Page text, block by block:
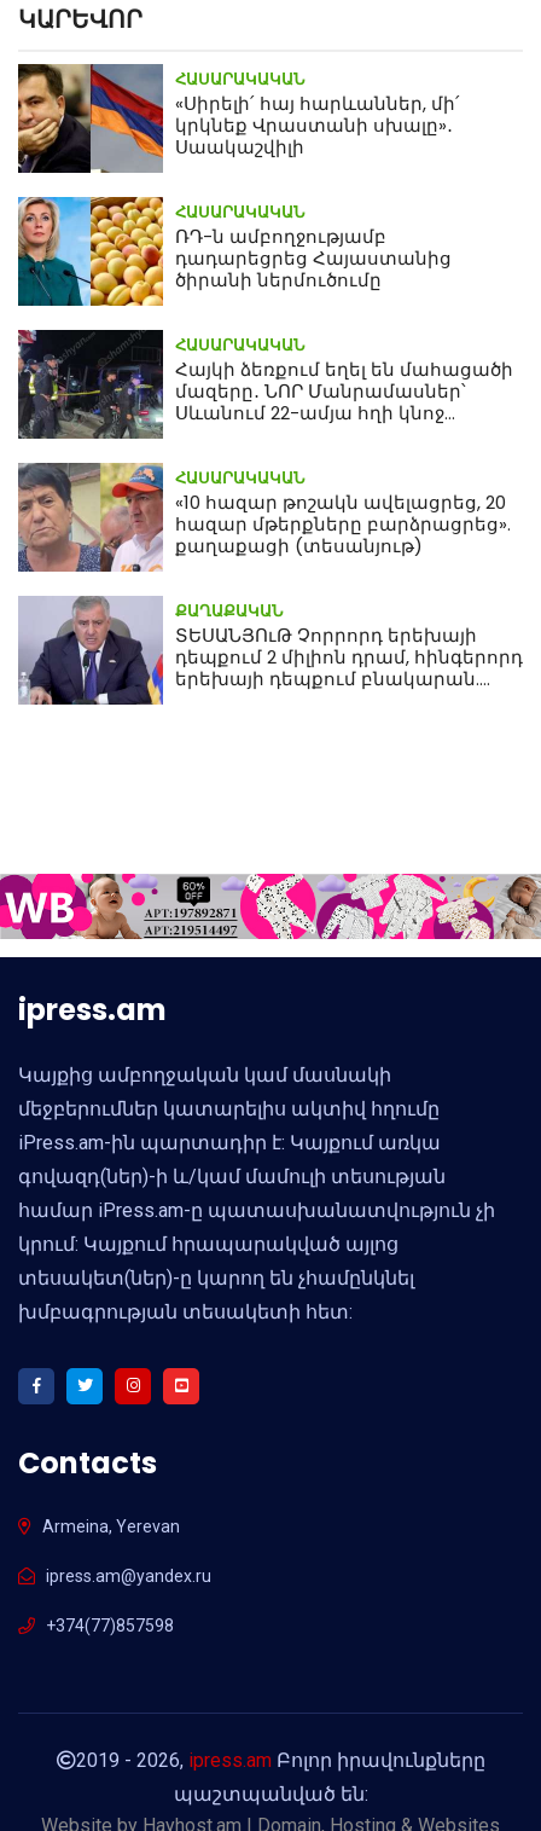
ԿԱՐԵՎՈՐ
ՀԱՍԱՐԱԿԱԿԱՆ
«Սիրելի՛ հայ հարևաններ, մի՛
կրկնեք Վրաստանի սխալը»․
Սաակաշվիլի
ՀԱՍԱՐԱԿԱԿԱՆ
ՌԴ-ն ամբողջությամբ
դադարեցրեց Հայաստանից
ծիրանի ներմուծումը
ՀԱՍԱՐԱԿԱԿԱՆ
Հայկի ձեռքում եղել են մահացածի
մազերը․ ՆՈՐ Մանրամասներ՝
Սևանում 22-ամյա հղի կնոջ
ՀԱՍԱՐԱԿԱԿԱՆ
«10 հազար թոշակն ավելացրեց, 20
հազար մթերքները բարձրացրեց».
քաղաքացի (տեսանյութ)
ՔԱՂԱՔԱԿԱՆ
ՏԵՍԱՆՅՈւԹ Չորրորդ երեխայի
դեպքում 2 միլիոն դրամ, հինգերորդ
երեխայի դեպքում բնակարան.
ipress.am
Կայքից ամբողջական կամ մասնակի
մեջբերումներ կատարելիս ակտիվ հղումը
iPress.am-ին պարտադիր է: Կայքում առկա
գովազդ(ներ)-ի և/կամ մամուլի տեսության
համար iPress.am-ը պատասխանատվություն չի
կրում: Կայքում հրապարակված այլոց
տեսակետ(ներ)-ը կարող են չհամընկնել
խմբագրության տեսակետի հետ:
Contacts
Armeina, Yerevan
ipress.am@yandex.ru
+374(77)857598
2019 - 2026, ipress.amԲոլոր իրավունքները
պաշտպանված են:
Website by Hayhost.am | Domain, Hosting & Websites